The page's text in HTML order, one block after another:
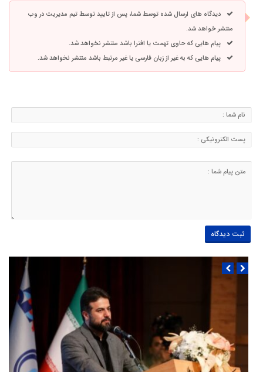
دیدگاه های ارسال شده توسط شما، پس از تایید توسط تیم مدیریت در وب
منتشر خواهد شد.
پیام هایی که حاوی تهمت یا افترا باشد منتشر نخواهد شد.
پیام هایی که به غیر از زبان فارسی یا غیر مرتبط باشد منتشر نخواهد شد.